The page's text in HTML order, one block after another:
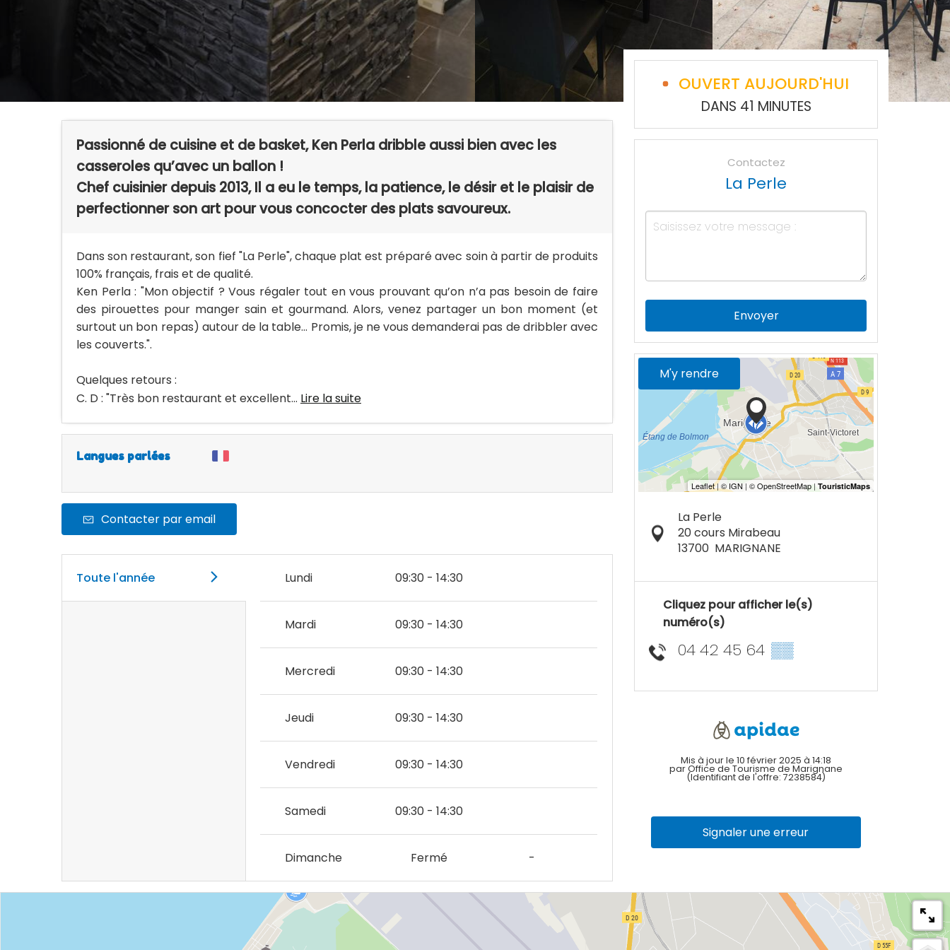
Passionné de cuisine et de basket, Ken Perla dribble aussi bien avec les
casseroles qu’avec un ballon !
Chef cuisinier depuis 2013, Il a eu le temps, la patience, le désir et le plaisir de
perfectionner son art pour vous concocter des plats savoureux.
Dans son restaurant, son fief "La Perle", chaque plat est préparé avec soin à partir de produits
100% français, frais et de qualité.
Ken Perla : "Mon objectif ? Vous régaler tout en vous prouvant qu’on n’a pas besoin de faire
des pirouettes pour manger sain et gourmand. Alors, venez partager un bon moment (et
surtout un bon repas) autour de la table... Promis, je ne vous demanderai pas de dribbler avec
les couverts.".
Quelques retours :
C. D : "Très bon restaurant et excellent... Lire la suite
Langues parlées
Contacter par email
Toute l'année Lundi 09:30 - 14:30
Mardi 09:30 - 14:30
Mercredi 09:30 - 14:30
Jeudi 09:30 - 14:30
Vendredi 09:30 - 14:30
Samedi 09:30 - 14:30
Dimanche Fermé -
OUVERT AUJOURD'HUI
DANS 41 MINUTES
Contactez
La Perle
Envoyer
M'y rendre
La Perle
20 cours Mirabeau
13700 MARIGNANE
Cliquez pour afficher le(s)
numéro(s)
04 42 45 64 ▒▒
Mis à jour le 10 février 2025 à 14:18
par Office de Tourisme de Marignane
(Identifiant de l'offre: 7238584)
Signaler une erreur